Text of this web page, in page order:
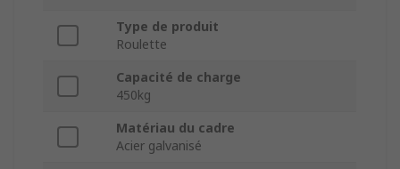
Type de produit
Roulette
Capacité de charge
450kg
Matériau du cadre
Acier galvanisé